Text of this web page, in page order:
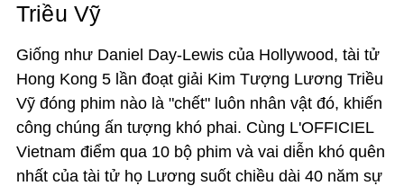
Triều Vỹ
Giống như Daniel Day-Lewis của Hollywood, tài tử
Hong Kong 5 lần đoạt giải Kim Tượng Lương Triều
Vỹ đóng phim nào là "chết" luôn nhân vật đó, khiến
công chúng ấn tượng khó phai. Cùng L'OFFICIEL
Vietnam điểm qua 10 bộ phim và vai diễn khó quên
nhất của tài tử họ Lương suốt chiều dài 40 năm sự